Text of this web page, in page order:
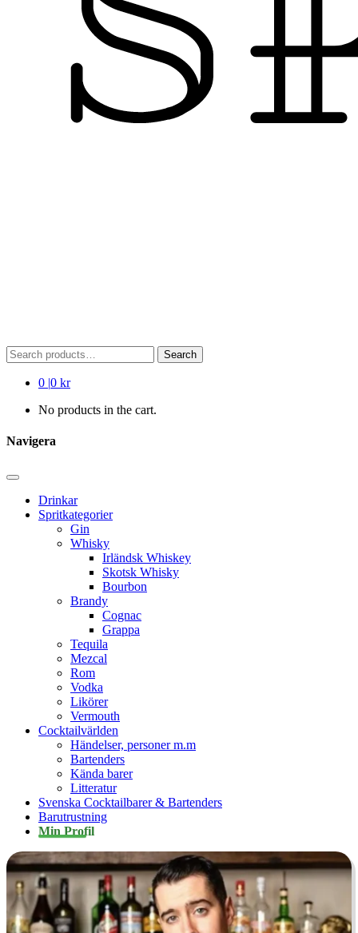
Search
for:
Search
0 |0 kr
No products in the cart.
Navigera
Drinkar
Spritkategorier
Gin
Whisky
Irländsk Whiskey
Skotsk Whisky
Bourbon
Brandy
Cognac
Grappa
Tequila
Mezcal
Rom
Vodka
Likörer
Vermouth
Cocktailvärlden
Händelser, personer m.m
Bartenders
Kända barer
Litteratur
Svenska Cocktailbarer & Bartenders
Barutrustning
Min Profil